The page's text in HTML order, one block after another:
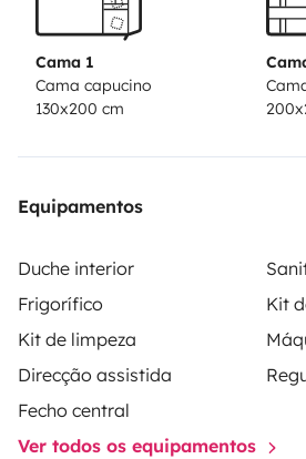
- Engate de reboque de 2500 kg
Cama 1
Cama capucino
130x200 cm
Equipamentos
Duche interior
Frigorífico
Kit
Kit de limpeza
Direcção assistida
Fecho central
Ver todos os equipamentos